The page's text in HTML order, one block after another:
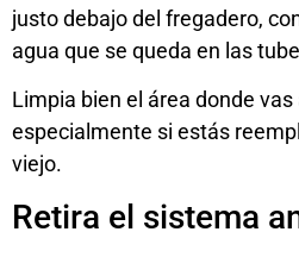
justo debajo del fregadero,
agua que se queda en las
Limpia bien el área donde vas
especialmente si estás
viejo.
Retira el sistema